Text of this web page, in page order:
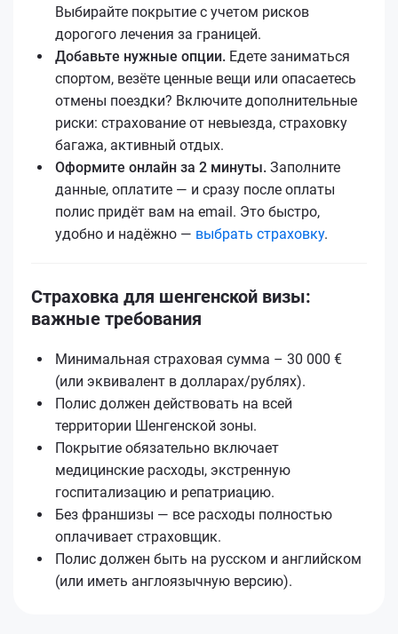
Выбирайте покрытие с учетом рисков
дорогого лечения за границей.
Добавьте нужные опции. Едете заниматься
спортом, везёте ценные вещи или опасаетесь
отмены поездки? Включите дополнительные
риски: страхование от невыезда, страховку
багажа, активный отдых.
Оформите онлайн за 2 минуты. Заполните
данные, оплатите — и сразу после оплаты
полис придёт вам на email. Это быстро,
удобно и надёжно — выбрать страховку.
Страховка для шенгенской визы:
важные требования
Минимальная страховая сумма – 30 000 €
(или эквивалент в долларах/рублях).
Полис должен действовать на всей
территории Шенгенской зоны.
Покрытие обязательно включает
медицинские расходы, экстренную
госпитализацию и репатриацию.
Без франшизы — все расходы полностью
оплачивает страховщик.
Полис должен быть на русском и английском
(или иметь англоязычную версию).